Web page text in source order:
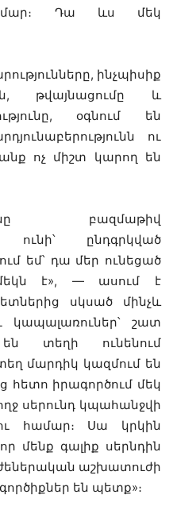
Դա ևս մեկ
ինչպիսիք
թվայնացումը և
օգնում են
ու
ոչ միշտ կարող են
բազմաթիվ
ունի՝ ընդգրկված
եմ՝ դա մեր ունեցած
է», — ասում է
սկսած մինչև
կապալառուներ՝ շատ
են տեղի ունենում
մարդիկ կազմում են
հետո իրագործում մեկ
սերունդ կպահանջվի
համար։ Սա կրկին
մենք գալիք սերնդին
աշխատուժի
են պետք»։